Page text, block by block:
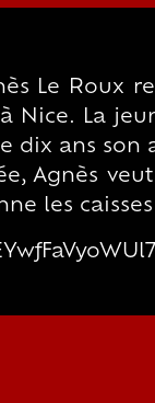
Le
Nice. La
dix ans son
Agnès
les